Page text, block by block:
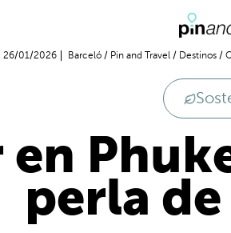
26/01/2026 Barceló / Pin and Travel / Destinos /
perla